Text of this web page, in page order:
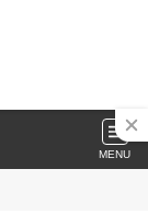
MENU